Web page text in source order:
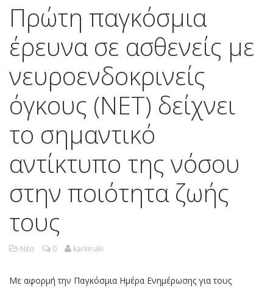
Πρώτη παγκόσμια
έρευνα σε ασθενείς με
νευροενδοκρινείς
όγκους (ΝΕΤ) δείχνει
το σημαντικό
αντίκτυπο της νόσου
στην ποιότητα ζωής
τους
Νέα 0 karkinaki
Με αφορμή την Παγκόσμια Ημέρα Ενημέρωσης για τους